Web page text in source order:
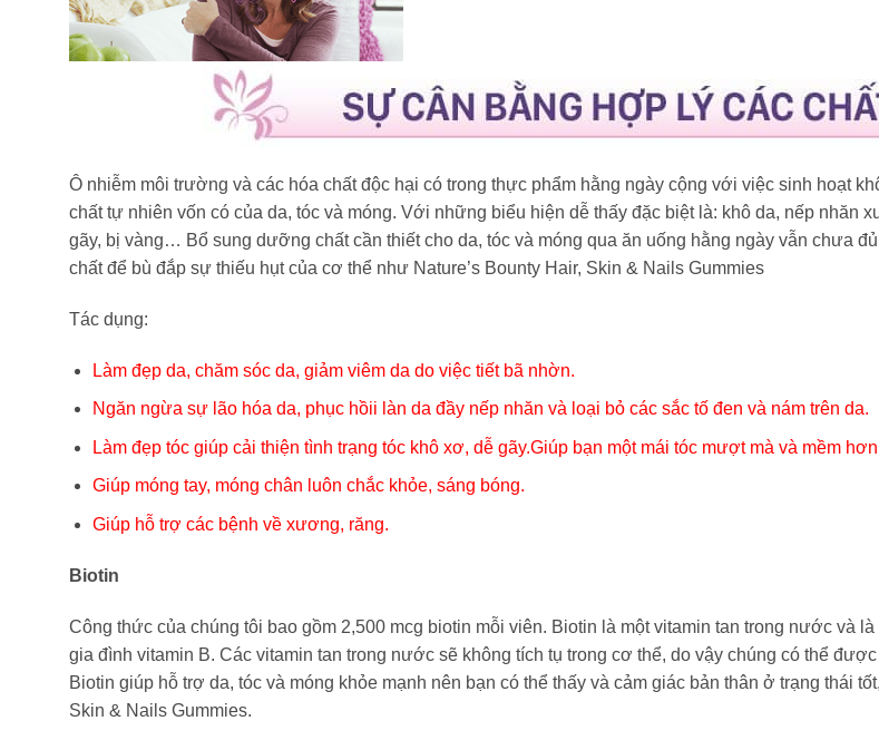
Ô nhiễm môi trường và các hóa chất độc hại có trong thực phẩm hằng ngày cộng với việc sinh hoạt
chất tự nhiên vốn có của da, tóc và móng. Với những biểu hiện dễ thấy đặc biệt là: khô da, nếp nhăn
gãy, bị vàng… Bổ sung dưỡng chất cần thiết cho da, tóc và móng qua ăn uống hằng ngày vẫn chưa
chất để bù đắp sự thiếu hụt của cơ thể như Nature’s Bounty Hair, Skin & Nails Gummies
Tác dụng:
Làm đẹp da, chăm sóc da, giảm viêm da do việc tiết bã nhờn.
Ngăn ngừa sự lão hóa da, phục hồii làn da đầy nếp nhăn và loại bỏ các sắc tố đen và nám trên da.
Làm đẹp tóc giúp cải thiện tình trạng tóc khô xơ, dễ gãy.Giúp bạn một mái tóc mượt mà và mềm
Giúp móng tay, móng chân luôn chắc khỏe, sáng bóng.
Giúp hỗ trợ các bệnh về xương, răng.
Biotin
Công thức của chúng tôi bao gồm 2,500 mcg biotin mỗi viên. Biotin là một vitamin tan trong nước và là
gia đình vitamin B. Các vitamin tan trong nước sẽ không tích tụ trong cơ thể, do vậy chúng có thể
Biotin giúp hỗ trợ da, tóc và móng khỏe mạnh nên bạn có thể thấy và cảm giác bản thân ở trạng thái
Skin & Nails Gummies.